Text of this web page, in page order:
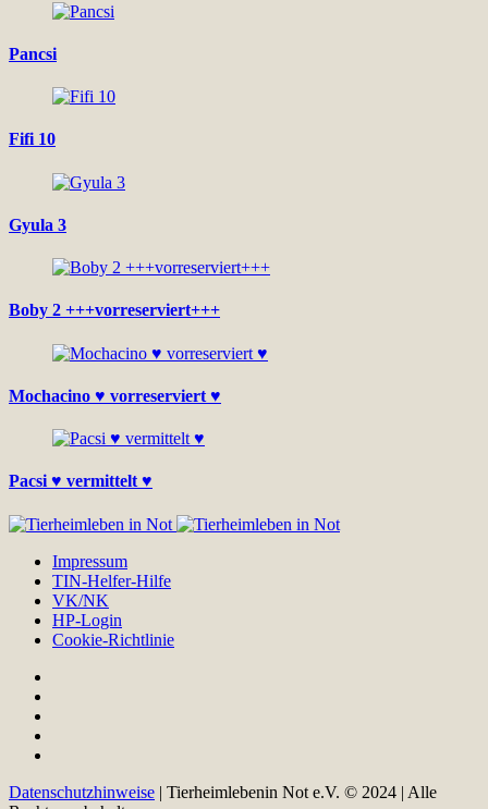
Pancsi
Fifi 10
Gyula 3
Boby 2 +++vorreserviert+++
Mochacino ♥ vorreserviert ♥
Pacsi ♥ vermittelt ♥
Impressum
TIN-Helfer-Hilfe
VK/NK
HP-Login
Cookie-Richtlinie
Datenschutzhinweise | Tierheimlebenin Not e.V. © 2024 | Alle